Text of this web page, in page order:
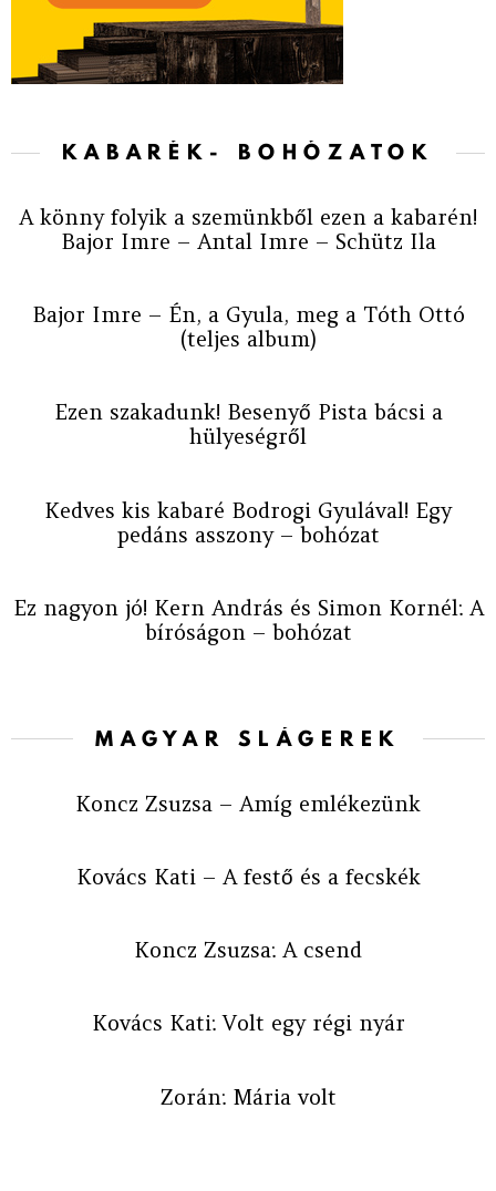
KABARÉK- BOHÓZATOK
A könny folyik a szemünkből ezen a kabarén!
Bajor Imre – Antal Imre – Schütz Ila
Bajor Imre – Én, a Gyula, meg a Tóth Ottó
(teljes album)
Ezen szakadunk! Besenyő Pista bácsi a
hülyeségről
Kedves kis kabaré Bodrogi Gyulával! Egy
pedáns asszony – bohózat
Ez nagyon jó! Kern András és Simon Kornél: A
bíróságon – bohózat
MAGYAR SLÁGEREK
Koncz Zsuzsa – Amíg emlékezünk
Kovács Kati – A festő és a fecskék
Koncz Zsuzsa: A csend
Kovács Kati: Volt egy régi nyár
Zorán: Mária volt